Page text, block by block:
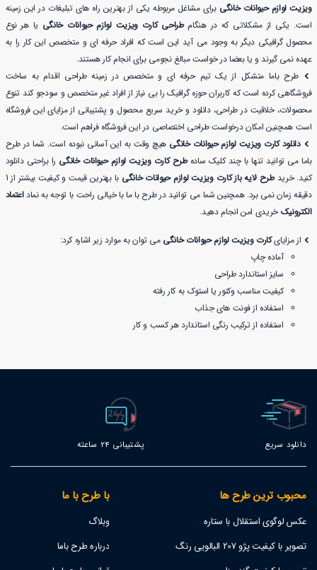
ویزیت لوازم حیوانات خانگی برای مشاغل مربوطه یکی از بهترین راه های تبلیغات در این زمینه
است. یکی از مشکلاتی که در هنگامطراحی کارت ویزیت لوازم حیوانات خانگی یا هر نوع
محصول گرافیکی دیگر به وجود می آید این است که افراد حرفه ای و متخصص این کار را به
عهده نمی گیرند و یا بعضا در خواست مبالغ نجومی برای انجام کار هستند.
طرح باما متشکل از یک تیم حرفه ای و متخصص در زمینه طراحی اقدام به ساخت
فروشگاهی کرده است که کاربران حوزه گرافیک را بی نیاز از افراد غیر متخصص و سودجو کند تنوع
محصولات، خلاقیت در طراحی، دانلود و خرید سریع محصول و پشتیبانی از مزایای این فروشگاه
است همچنین امکان درخواست طراحی اختصاصی در این فروشگاه فراهم است.
دانلود کارت ویزیت لوازم حیوانات خانگی هیچ وقت به این آسانی نبوده است. شما در طرح
باما می توانید تنها با چند کلیک سادهطرح کارت ویزیت لوازم حیوانات خانگی را براحتی دانلود
کنید. خریدطرح لایه باز کارت ویزیت لوازم حیوانات خانگی
با بهترین قیمت و کیفیت بیشتر از 1
دقیقه زمان نمی برد. همچنین شما می توانید در طرح با ما با خیالی راحت با توجه به نماداعتماد
الکترونیک خریدی امن انجام دهید.
از مزایایکارت ویزیت لوازم حیوانات خانگی می توان به موارد زیر اشاره کرد:
آماده چاپ
سایز استاندارد طراحی
کیفیت مناسب وکتور یا استوک به کار رفته
استفاده از فونت های جذاب
استفاده از ترکیب رنگی استاندارد هر کسب و کار
دانلود سریع پشتیبانی 24 ساعته
محبوب ترین طرح ها
عکس لوگوی استقلال با ستاره
تصویر با کیفیت پژو 207 البالویی رنگ
با طرح با ما
وبلاگ
درباره طرح باما